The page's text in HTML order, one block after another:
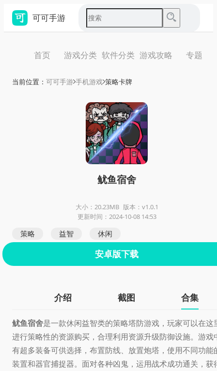
可可手游
首页 游戏分类 软件分类 游戏攻略 专题
当前位置： 可可手游 手机游戏 策略卡牌
鱿鱼宿舍
大小：20.23MB 版本：v1.0.1
更新时间：2024-10-08 14:53
策略 益智 休闲
安卓版下载
介绍 截图 合集
鱿鱼宿舍是一款休闲益智类的策略塔防游戏，玩家可以在这
进行策略性的资源购买，合理利用资源升级防御设施。游戏
有超多装备可供选择，布置防线、放置炮塔，使用不同功能
装置和器官捕捉器。面对各种凶鬼，运用战术成功通关，获